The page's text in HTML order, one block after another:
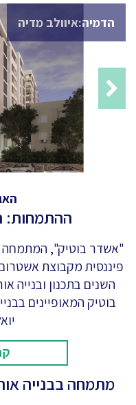
הדמיה:איוולב מדיה
Next
ההתמחות:
"אשדר בוטיק", המתמחה
פיננסית מקבוצת
השנים בתכנון ובנייה
בוטיק המאופיינים
מתמחה בבנייה